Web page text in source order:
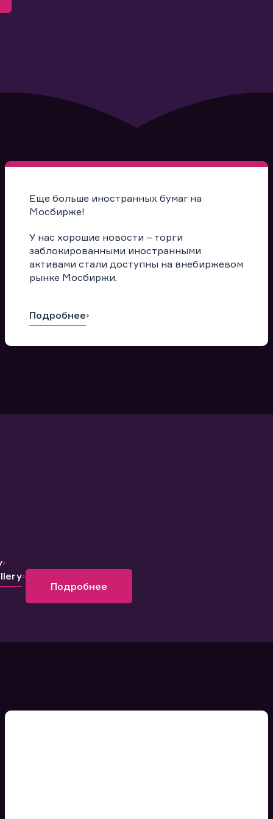
Еще больше иностранных бумаг на
Мосбирже!
У нас хорошие новости – торги
заблокированными иностранными
активами стали доступны на внебиржевом
рынке Мосбиржи.
Подробнее
Подробнее